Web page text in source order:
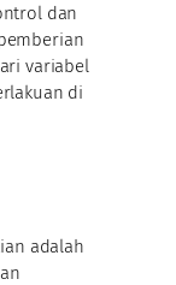
dan
variabel
di
adalah